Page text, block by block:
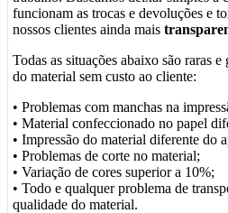
funcionam as trocas e devoluções e
nossos clientes ainda mais
Todas as situações abaixo são raras
do material sem custo ao cliente:
• Problemas com manchas na
• Material confeccionado no papel
• Impressão do material diferente do
• Problemas de corte no material;
• Variação de cores superior a 10%;
• Todo e qualquer problema de
qualidade do material.